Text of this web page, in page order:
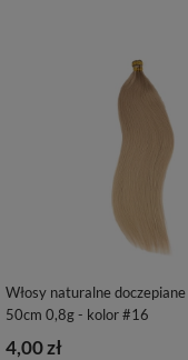
Włosy naturalne
50cm 0,8g - kolor #16
4,00 zł